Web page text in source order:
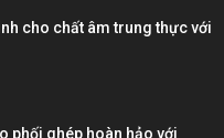
cho chất âm trung thực với
phối ghép hoàn hảo với